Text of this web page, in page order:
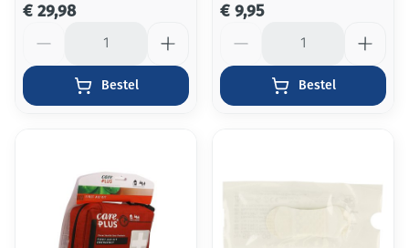
€ 29,98
Bestel
€ 9,95
Bestel